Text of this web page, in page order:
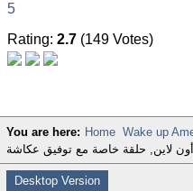
5
Rating: 2.7 (149 Votes)
You are here: Home Wake up
لاين, حلقة خاصة مع توفيق عكاشة
Desktop Version